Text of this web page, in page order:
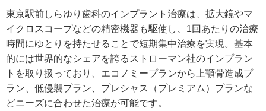
東京駅前しらゆり歯科のインプラント治療は、拡大鏡やマ
イクロスコープなどの精密機器も駆使し、1回あたりの治療
時間にゆとりを持たせることで短期集中治療を実現。基本
的には世界的なシェアを誇るストローマン社のインプラン
トを取り扱っており、エコノミープランから上顎骨造成プ
ラン、低侵襲プラン、プレシャス（プレミアム）プランな
どニーズに合わせた治療が可能です。